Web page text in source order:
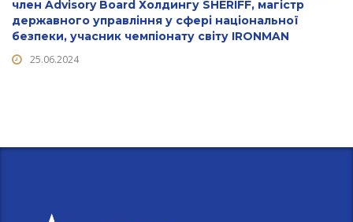
член Advisory Board Холдингу SHERIFF, магістр
державного управління у сфері національної
безпеки, учасник чемпіонату світу IRONMAN
25.06.2024